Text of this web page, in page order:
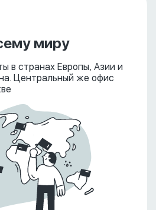
миру
в странах Европы, Азии и
Центральный же офис